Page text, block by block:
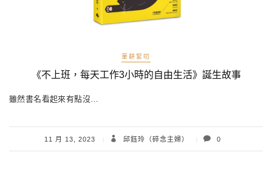
筆耕絮叨
《不上班，每天工作3小時的自由生活》誕生故事
雖然書名看起來有點沒…
11 月 13, 2023 邱鈺玲（碎念主婦） 0